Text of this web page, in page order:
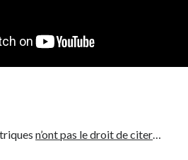
n’ont pas le droit de citer…